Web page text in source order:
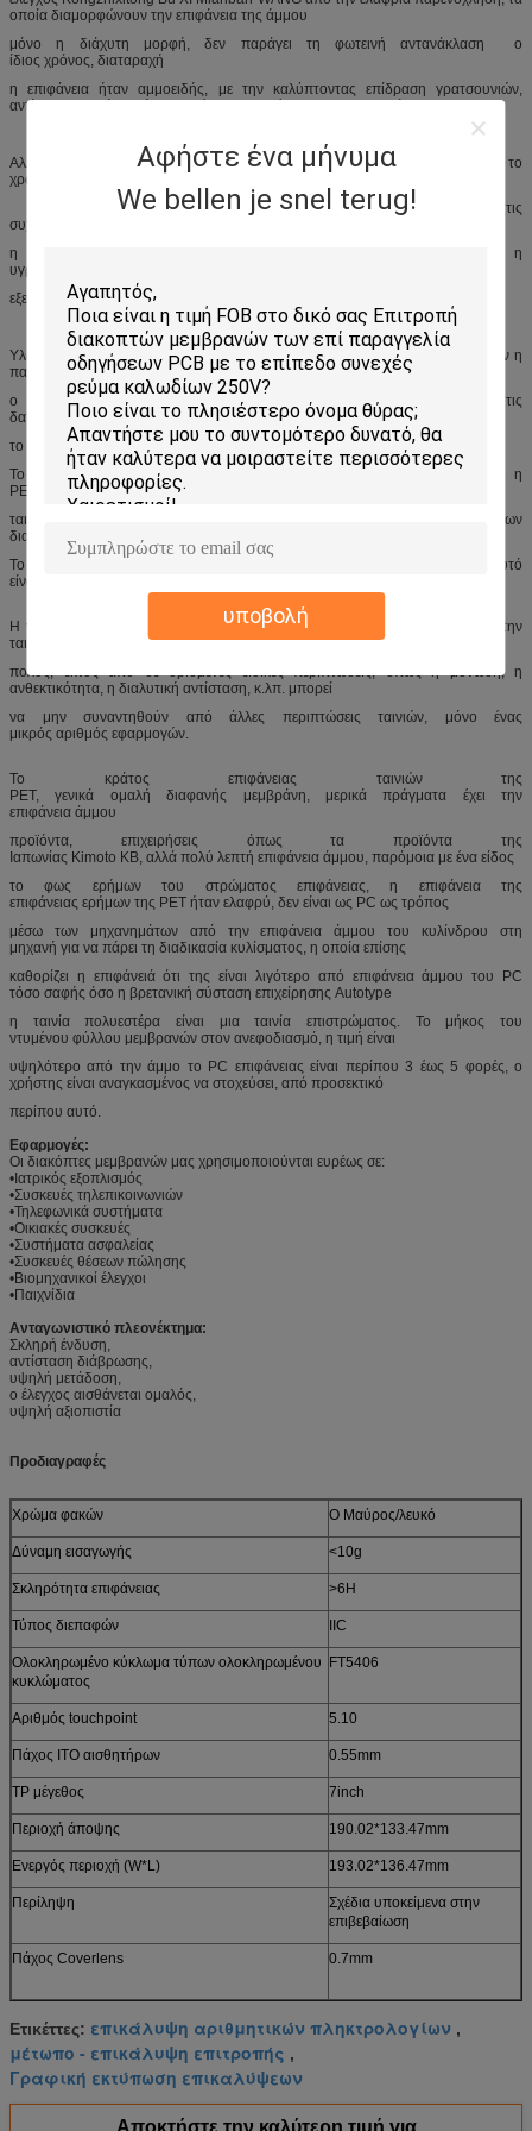
Αφήστε ένα μήνυμα
We bellen je snel terug!
υποβολή
οποία διαμορφώνουν την επιφάνεια της άμμου
μόνο η διάχυτη μορφή, δεν παράγει τη φωτεινή αντανάκλαση ο
ίδιος χρόνος, διαταραχή
η επιφάνεια ήταν αμμοειδής, με την καλύπτοντας επίδραση γρατσουνιών,
αντίθεση, ομαλό υλικό να μην έχει τα ανωτέρω χαρακτηριστικά.
Αλλά ως ομαλό υλικό, μιά φορά στο πίσω μέρος της τυπωμένης ύλης, το
χρώμα θα είναι πιό ζωηρόχρωμο, ο διακοσμητικός
οι αφές απαίτησαν ισχυρό και επειδή δεν χρειάζονται τις
συχνές περιπτώσεις, συχνά στιλπνές
η επιτροπή επιλογής υλικών, ή για κάποια περιοχή επίδειξης, όπως η
υγρή επίδειξη κρυστάλλου LCD ειδικού χρειάζεται
εξετάστε περισσότερη ευνοϊκή επιλογή του ομαλού υλικού.
Υλικό ταινιών PVC σε μια χαμηλότερη τιμή, για το μισό του υλικού PC, όταν η
παραγωγή πολιτικού δημοφιλούς
ο τύπος προϊόντος, εάν επιλέγετε το υλικό PVC, μπορεί να μειώσει τις
δαπάνες παραγωγής και το καλύτερο PVC εξελιξιμότητας
το υλικό, μπορεί να χρησιμοποιήσει κρύο τρισδιάστατο γραφικό επεξεργασίας.
Το ομαλό πάχος φύλλων PVC γενικά 0.5 χιλ. ή περισσότεροι, δύο είναι η
PET ή νερό
ταινία για να προστατεύσει την πλειοψηφία για την παραγωγή των
διακοσμητικών επιτροπών επιφάνεια άμμου
Το υλικό πάχος PVC 0.3 χιλ. κάτω από κανονικό, αυτό
είναι γενικά ανεφοδιασμός φύλλων μήκους, κανένας ρόλος.
Η γενική απόδοση για την ταινία της PET μπορεί να αντικατασταθεί από την
ταινία PC, έτσι το υλικό που χρησιμοποιείται για την επιτροπή δεν είναι επίσης
πολύς, εκτός από σε ορισμένες ειδικές περιπτώσεις, όπως η μόνωση, η
ανθεκτικότητα, η διαλυτική αντίσταση, κ.λπ. μπορεί
να μην συναντηθούν από άλλες περιπτώσεις ταινιών, μόνο ένας
μικρός αριθμός εφαρμογών.
Το κράτος επιφάνειας ταινιών της
PET, γενικά ομαλή διαφανής μεμβράνη, μερικά πράγματα έχει την
επιφάνεια άμμου
προϊόντα, επιχειρήσεις όπως τα προϊόντα της
Ιαπωνίας Kimoto KB, αλλά πολύ λεπτή επιφάνεια άμμου, παρόμοια με ένα είδος
το φως ερήμων του στρώματος επιφάνειας, η επιφάνεια της
επιφάνειας ερήμων της PET ήταν ελαφρύ, δεν είναι ως PC ως τρόπος
μέσω των μηχανημάτων από την επιφάνεια άμμου του κυλίνδρου στη
μηχανή για να πάρει τη διαδικασία κυλίσματος, η οποία επίσης
καθορίζει η επιφάνειά ότι της είναι λιγότερο από επιφάνεια άμμου του PC
τόσο σαφής όσο η βρετανική σύσταση επιχείρησης Autotype
η ταινία πολυεστέρα είναι μια ταινία επιστρώματος. Το μήκος του
ντυμένου φύλλου μεμβρανών στον ανεφοδιασμό, η τιμή είναι
υψηλότερο από την άμμο το PC επιφάνειας είναι περίπου 3 έως 5 φορές, ο
χρήστης είναι αναγκασμένος να στοχεύσει, από προσεκτικό
περίπου αυτό.
Εφαρμογές:
Οι διακόπτες μεμβρανών μας χρησιμοποιούνται ευρέως σε:
•Ιατρικός εξοπλισμός
•Συσκευές τηλεπικοινωνιών
•Τηλεφωνικά συστήματα
•Οικιακές συσκευές
•Συστήματα ασφαλείας
•Συσκευές θέσεων πώλησης
•Βιομηχανικοί έλεγχοι
•Παιχνίδια
Ανταγωνιστικό πλεονέκτημα:
Σκληρή ένδυση,
αντίσταση διάβρωσης,
υψηλή μετάδοση,
ο έλεγχος αισθάνεται ομαλός,
υψηλή αξιοπιστία
Προδιαγραφές
Χρώμα φακών Ο Μαύρος/λευκό
Δύναμη εισαγωγής <10g
Σκληρότητα επιφάνειας >6H
Τύπος διεπαφών IIC
Ολοκληρωμένο κύκλωμα τύπων ολοκληρωμένου
κυκλώματος
FT5406
Αριθμός touchpoint 5.10
Πάχος ITO αισθητήρων 0.55mm
TP μέγεθος 7inch
Περιοχή άποψης 190.02*133.47mm
Ενεργός περιοχή (W*L) 193.02*136.47mm
Περίληψη
Σχέδια υποκείμενα στην
επιβεβαίωση
Πάχος Coverlens 0.7mm
Ετικέττες: επικάλυψη αριθμητικών πληκτρολογίων ,
μέτωπο - επικάλυψη επιτροπής ,
Γραφική εκτύπωση επικαλύψεων
Αποκτήστε την καλύτερη τιμή για